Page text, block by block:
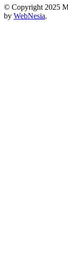
© Copyright 2025
by WebNesia.